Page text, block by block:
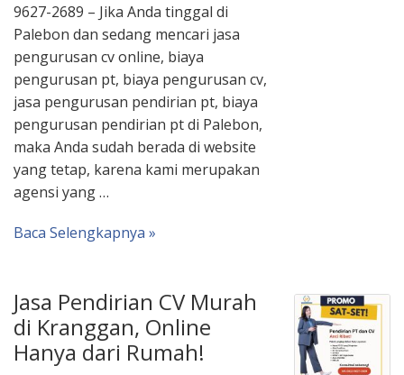
9627-2689 – Jika Anda tinggal di
Palebon dan sedang mencari jasa
pengurusan cv online, biaya
pengurusan pt, biaya pengurusan cv,
jasa pengurusan pendirian pt, biaya
pengurusan pendirian pt di Palebon,
maka Anda sudah berada di website
yang tetap, karena kami merupakan
agensi yang …
Baca Selengkapnya »
Jasa Pendirian CV Murah
di Kranggan, Online
Hanya dari Rumah!